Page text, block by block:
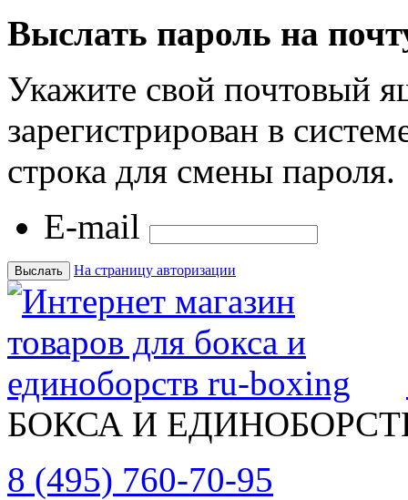
Выслать пароль на
Укажите свой почтовый
зарегистрирован в
строка для смены пароля.
E-mail
На страницу авторизации
БОКСА И
8 (495) 760-70-95